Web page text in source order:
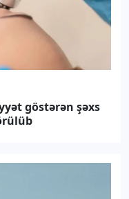
göstərən şəxs